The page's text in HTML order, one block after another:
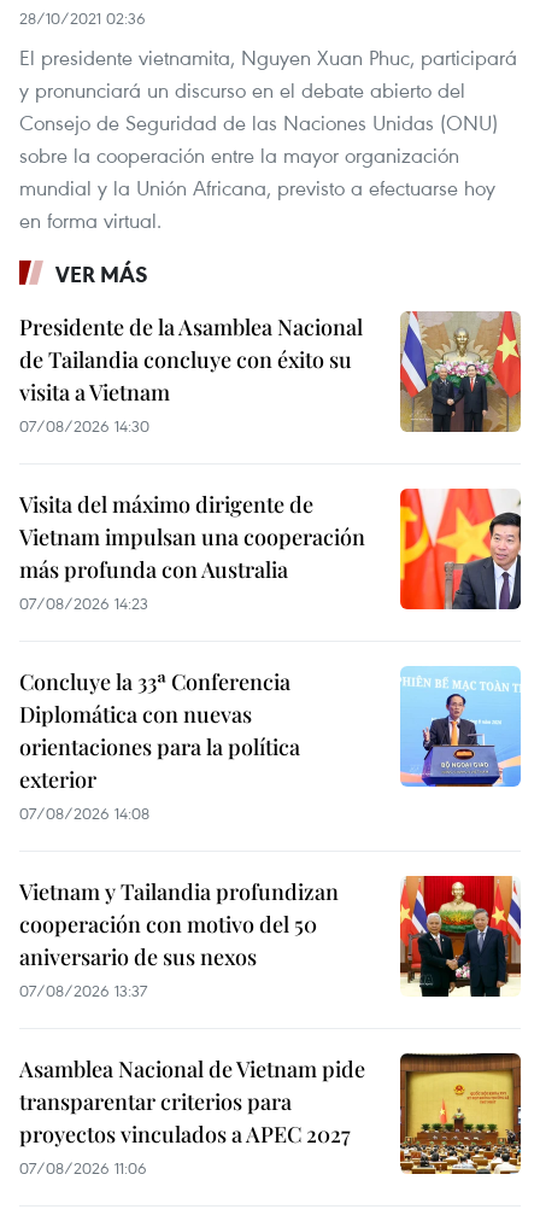
28/10/2021 02:36
El presidente vietnamita, Nguyen Xuan Phuc, participará
y pronunciará un discurso en el debate abierto del
Consejo de Seguridad de las Naciones Unidas (ONU)
sobre la cooperación entre la mayor organización
mundial y la Unión Africana, previsto a efectuarse hoy
en forma virtual.
VER MÁS
Presidente de la Asamblea Nacional
de Tailandia concluye con éxito su
visita a Vietnam
07/08/2026 14:30
Visita del máximo dirigente de
Vietnam impulsan una cooperación
más profunda con Australia
07/08/2026 14:23
Concluye la 33ª Conferencia
Diplomática con nuevas
orientaciones para la política
exterior
07/08/2026 14:08
Vietnam y Tailandia profundizan
cooperación con motivo del 50
aniversario de sus nexos
07/08/2026 13:37
Asamblea Nacional de Vietnam pide
transparentar criterios para
proyectos vinculados a APEC 2027
07/08/2026 11:06